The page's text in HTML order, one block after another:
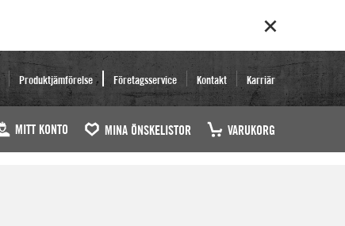
Produktjämförelse Företagsservice Kontakt Karriär
MITT KONTO MINA ÖNSKELISTOR VARUKORG